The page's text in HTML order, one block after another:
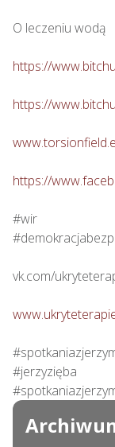
O leczeniu wodą
https://
https://
https://
#wir
vk.com/
#jerzyzięba